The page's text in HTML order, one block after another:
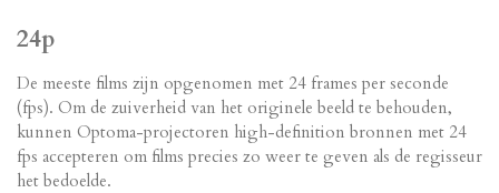
24p
De meeste films zijn opgenomen met 24 frames per seconde
(fps). Om de zuiverheid van het originele beeld te behouden,
kunnen Optoma-projectoren high-definition bronnen met 24
fps accepteren om films precies zo weer te geven als de regisseur
het bedoelde.